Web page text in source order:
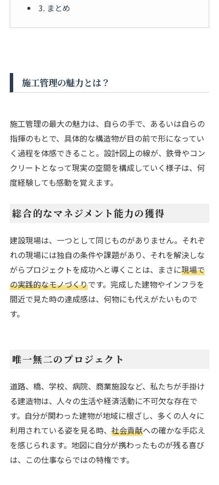
3. まとめ
施工管理の魅力とは？
施工管理の最大の魅力は、自らの手で、あるいは自らの
指揮のもとで、具体的な構造物が目の前で形になってい
く過程を体感できること。設計図上の線が、鉄骨やコン
クリートとなって現実の空間を構成していく様子は、何
度経験しても感動を覚えます。
総合的なマネジメント能力の獲得
建設現場は、一つとして同じものがありません。それぞ
れの現場には独自の条件や課題があり、それを解決しな
がらプロジェクトを成功へと導くことは、まさに現場で
の実践的なモノづくりです。完成した建物やインフラを
間近で見た時の達成感は、何物にも代えがたいもので
す。
唯一無二のプロジェクト
道路、橋、学校、病院、商業施設など、私たちが手掛け
る建造物は、人々の生活や経済活動に不可欠な存在で
す。自分が関わった建物が地域に根ざし、多くの人々に
利用されている姿を見る時、 社会貢献への確かな手応え
を感じられます。地図に自分が携わったものが残る喜び
は、この仕事ならではの特権です。